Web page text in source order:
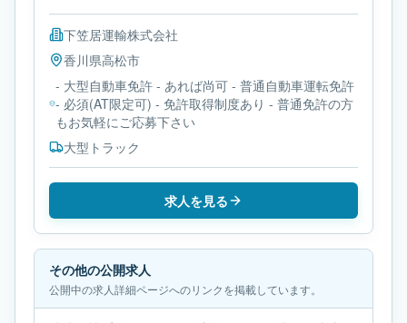
下笠居運輸株式会社
香川県高松市
- 大型自動車免許 - あれば尚可 - 普通自動車運転免許
- 必須(AT限定可) - 免許取得制度あり - 普通免許の方
もお気軽にご応募下さい
大型トラック
求人を見る
その他の公開求人
公開中の求人詳細ページへのリンクを掲載しています。